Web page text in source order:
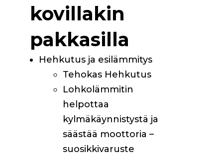
kovillakin
pakkasilla
Hehkutus ja esilämmitys
Tehokas Hehkutus
Lohkolämmitin
helpottaa
kylmäkäynnistystä ja
säästää moottoria –
suosikkivaruste